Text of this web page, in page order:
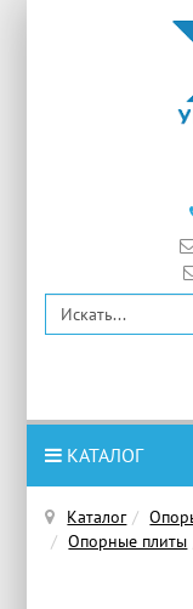
КАТАЛОГ
Каталог
Опорные плиты